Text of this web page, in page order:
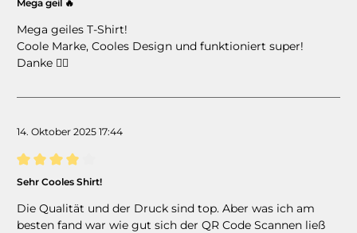
Mega geil 🔥
Mega geiles T-Shirt!
Coole Marke, Cooles Design und funktioniert super!
Danke 👍🏻
14. Oktober 2025 17:44
Bewertung mit 4 von 5 Sternen
Sehr Cooles Shirt!
Die Qualität und der Druck sind top. Aber was ich am
besten fand war wie gut sich der QR Code Scannen ließ